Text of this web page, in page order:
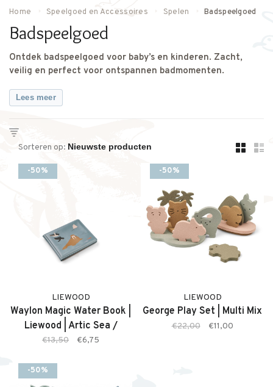
Home Speelgoed en Accessoires Spelen Badspeelgoed
Badspeelgoed
Ontdek badspeelgoed voor baby’s en kinderen. Zacht,
veilig en perfect voor ontspannen badmomenten.
Lees meer
Sorteren op:
-50%
LIEWOOD
Waylon Magic Water Book |
Liewood | Artic Sea /
Ocean Vieuw
€13,50 €6,75
-50%
LIEWOOD
George Play Set | Multi Mix
€22,00 €11,00
-50%